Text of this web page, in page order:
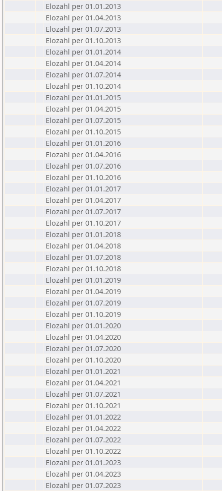
Elozahl per 01.01.2013
Elozahl per 01.04.2013
Elozahl per 01.07.2013
Elozahl per 01.10.2013
Elozahl per 01.01.2014
Elozahl per 01.04.2014
Elozahl per 01.07.2014
Elozahl per 01.10.2014
Elozahl per 01.01.2015
Elozahl per 01.04.2015
Elozahl per 01.07.2015
Elozahl per 01.10.2015
Elozahl per 01.01.2016
Elozahl per 01.04.2016
Elozahl per 01.07.2016
Elozahl per 01.10.2016
Elozahl per 01.01.2017
Elozahl per 01.04.2017
Elozahl per 01.07.2017
Elozahl per 01.10.2017
Elozahl per 01.01.2018
Elozahl per 01.04.2018
Elozahl per 01.07.2018
Elozahl per 01.10.2018
Elozahl per 01.01.2019
Elozahl per 01.04.2019
Elozahl per 01.07.2019
Elozahl per 01.10.2019
Elozahl per 01.01.2020
Elozahl per 01.04.2020
Elozahl per 01.07.2020
Elozahl per 01.10.2020
Elozahl per 01.01.2021
Elozahl per 01.04.2021
Elozahl per 01.07.2021
Elozahl per 01.10.2021
Elozahl per 01.01.2022
Elozahl per 01.04.2022
Elozahl per 01.07.2022
Elozahl per 01.10.2022
Elozahl per 01.01.2023
Elozahl per 01.04.2023
Elozahl per 01.07.2023